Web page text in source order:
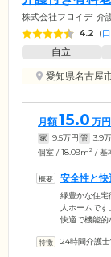
株式会社フロイデ 介
4.2 (
自立
愛知県名古屋
月額15.0 万円
家 9.5万円 管 3.9
個室 / 18.09m2 / 基
安全性と快
ます
緑豊かな住宅
人ホームで
快適で機能的
心の毎日をサ
24時間介護